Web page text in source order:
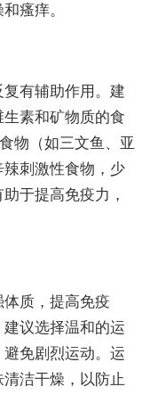
瘙痒。
有辅助作用。建
素和矿物质的食
物（如三文鱼、亚
刺激性食物，少
于提高免疫力，
质，提高免疫
议选择温和的运
免剧烈运动。运
洁干燥，以防止